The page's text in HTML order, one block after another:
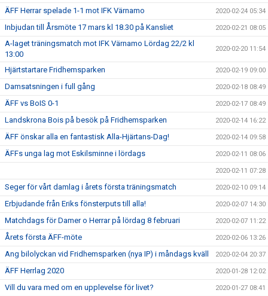
ÄFF Herrar spelade 1-1 mot IFK Värnamo 2020-02-24 05:34
Inbjudan till Årsmöte 17 mars kl 18.30 på Kansliet 2020-02-21 08:05
A-laget träningsmatch mot IFK Värnamo Lördag 22/2 kl
13:00
2020-02-20 11:54
Hjärtstartare Fridhemsparken 2020-02-19 09:00
Damsatsningen i full gång 2020-02-18 08:49
ÄFF vs BoIS 0-1 2020-02-17 08:49
Landskrona Bois på besök på Fridhemsparken 2020-02-14 16:22
ÄFF önskar alla en fantastisk Alla-Hjärtans-Dag! 2020-02-14 09:58
ÄFFs unga lag mot Eskilsminne i lördags 2020-02-11 08:06
2020-02-11 07:28
Seger för vårt damlag i årets första träningsmatch 2020-02-10 09:14
Erbjudande från Eriks fönsterputs till alla! 2020-02-07 14:30
Matchdags för Damer o Herrar på lördag 8 februari 2020-02-07 11:22
Årets första ÄFF-möte 2020-02-06 13:26
Ang bilolyckan vid Fridhemsparken (nya IP) i måndags kväll 2020-02-04 20:37
ÄFF Herrlag 2020 2020-01-28 12:02
Vill du vara med om en upplevelse för livet? 2020-01-27 08:41